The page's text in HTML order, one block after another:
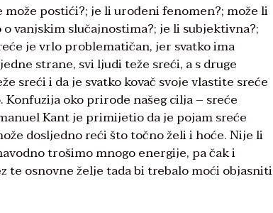
može postići?; je li urođeni fenomen?; može li
vanjskim slučajnostima?; je li subjektivna?;
je vrlo problematičan, jer svatko ima
strane, svi ljudi teže sreći, a s druge
sreći i da je svatko kovač svoje vlastite sreće
oko prirode našeg cilja – sreće
Kant je primijetio da je pojam sreće
dosljedno reći što točno želi i hoće. Nije li
trošimo mnogo energije, pa čak i
te osnovne želje tada bi trebalo moći objasniti